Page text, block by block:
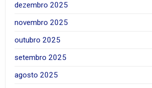
dezembro 2025
novembro 2025
outubro 2025
setembro 2025
agosto 2025